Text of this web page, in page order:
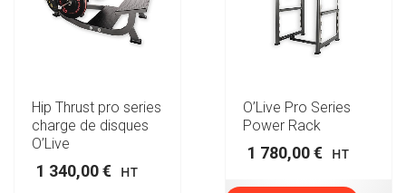
Hip Thrust pro series
charge de disques
O’Live
1 340,00€ HT
O’Live Pro Series
Power Rack
1 780,00€ HT